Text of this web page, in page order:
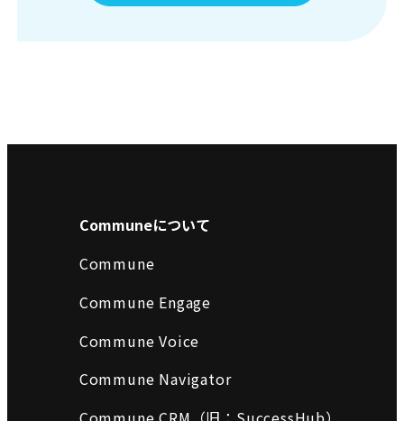
Communeについて
Commune
Commune Engage
Commune Voice
Commune Navigator